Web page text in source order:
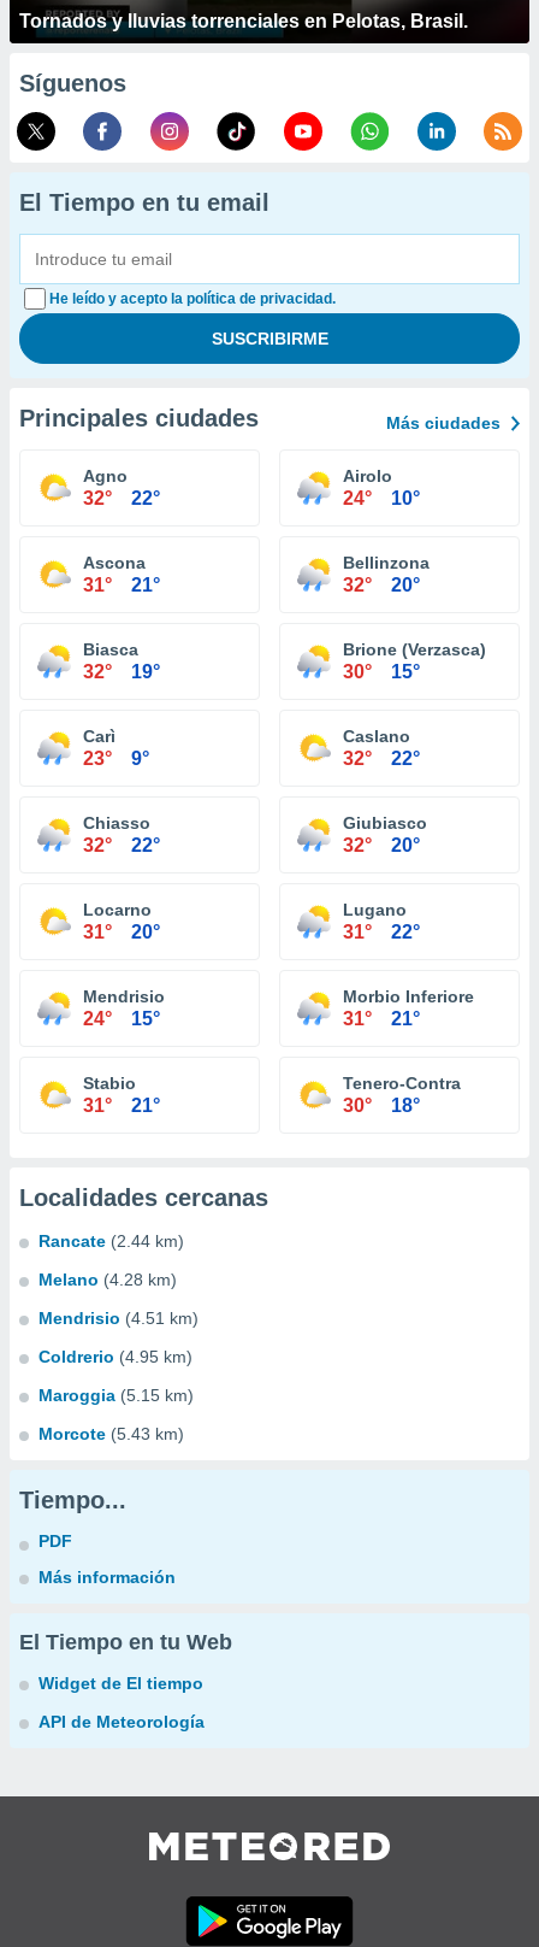
Tornados y lluvias torrenciales en Pelotas, Brasil.
Síguenos
El Tiempo en tu email
He leído y acepto la política de privacidad.
Principales ciudades Más ciudades
Agno
32° 22°
Airolo
24° 10°
Ascona
31° 21°
Bellinzona
32° 20°
Biasca
32° 19°
Brione (Verzasca)
30° 15°
Carì
23° 9°
Caslano
32° 22°
Chiasso
32° 22°
Giubiasco
32° 20°
Locarno
31° 20°
Lugano
31° 22°
Mendrisio
24° 15°
Morbio Inferiore
31° 21°
Stabio
31° 21°
Tenero-Contra
30° 18°
Localidades cercanas
Rancate (2.44 km)
Melano (4.28 km)
Mendrisio (4.51 km)
Coldrerio (4.95 km)
Maroggia (5.15 km)
Morcote (5.43 km)
Tiempo...
PDF
Más información
El Tiempo en tu Web
Widget de El tiempo
API de Meteorología